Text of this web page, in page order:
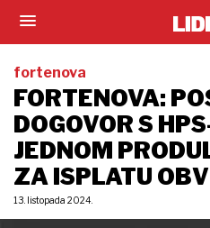
fortenova
FORTENOVA:
DOGOVOR S
JEDNOM
ZA ISPLATU
13. listopada 2024.